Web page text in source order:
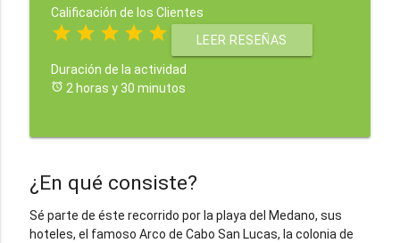
Calificación de los Clientes
star star star star star LEER RESEÑAS
Duración de la actividad
alarm 2 horas y 30 minutos
¿En qué consiste?
Sé parte de éste recorrido por la playa del Medano, sus
hoteles, el famoso Arco de Cabo San Lucas, la colonia de